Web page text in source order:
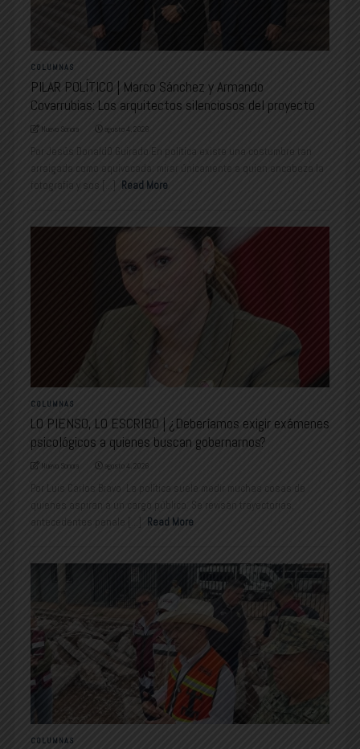
COLUMNAS
PILAR POLÍTICO | Marco Sánchez y Armando
Covarrubias: Los arquitectos silenciosos del proyecto
Nuevo Sonora agosto 4, 2026
Por Jesús Donald0 Guirado En política existe una costumbre tan
arraigada como equivocada: mirar únicamente a quien encabeza la
fotografía y sos [...]
Read More
COLUMNAS
LO PIENSO, LO ESCRIBO | ¿Deberíamos exigir exámenes
psicológicos a quienes buscan gobernarnos?
Nuevo Sonora agosto 4, 2026
Por Luis Carlos Bravo La política suele medir muchas cosas de
quienes aspiran a un cargo público. Se revisan trayectorias,
antecedentes penale [...]
Read More
COLUMNAS